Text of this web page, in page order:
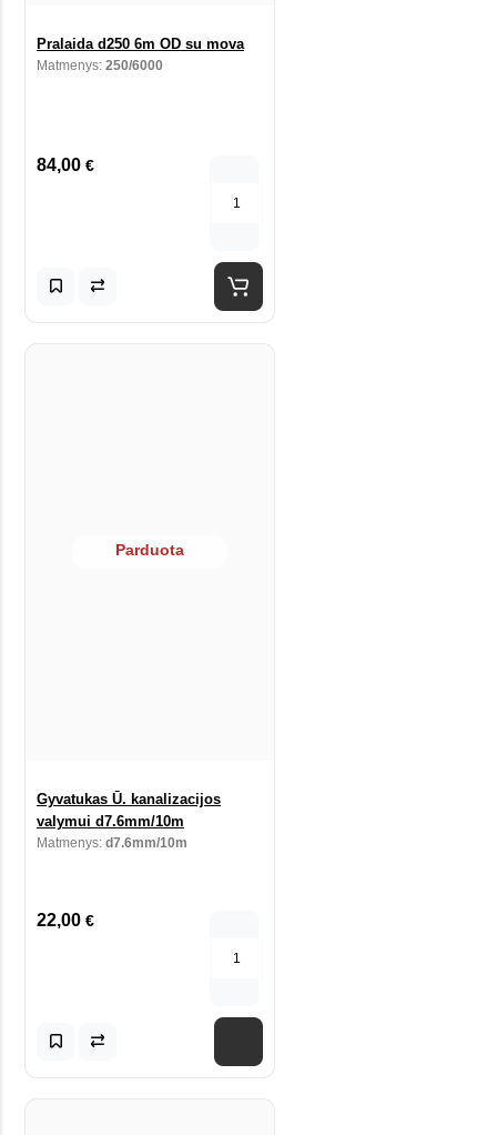
Pralaida d250 6m OD su mova
Matmenys: 250/6000
84,00 €
Parduota
Gyvatukas Ū. kanalizacijos
valymui d7.6mm/10m
Matmenys: d7.6mm/10m
22,00 €